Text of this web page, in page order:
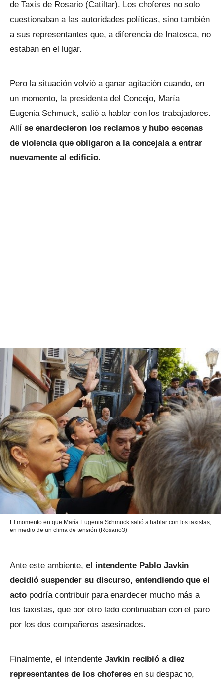
de Taxis de Rosario (Catiltar). Los choferes no solo
cuestionaban a las autoridades políticas, sino también
a sus representantes que, a diferencia de Inatosca, no
estaban en el lugar.
Pero la situación volvió a ganar agitación cuando, en
un momento, la presidenta del Concejo, María
Eugenia Schmuck, salió a hablar con los trabajadores.
Allí se enardecieron los reclamos y hubo escenas
de violencia que obligaron a la concejala a entrar
nuevamente al edificio.
El momento en que María Eugenia Schmuck salió a hablar con los taxistas,
en medio de un clima de tensión (Rosario3)
Ante este ambiente, el intendente Pablo Javkin
decidió suspender su discurso, entendiendo que el
acto podría contribuir para enardecer mucho más a
los taxistas, que por otro lado continuaban con el paro
por los dos compañeros asesinados.
Finalmente, el intendente Javkin recibió a diez
representantes de los choferes en su despacho,